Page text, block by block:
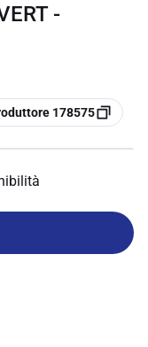
-
178575